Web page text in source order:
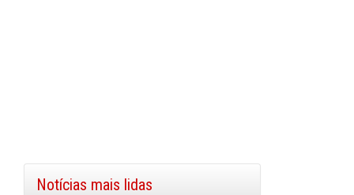
Notícias mais lidas